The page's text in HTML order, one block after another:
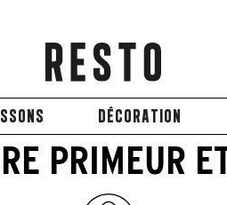
DÉCORATION
PRIMEUR